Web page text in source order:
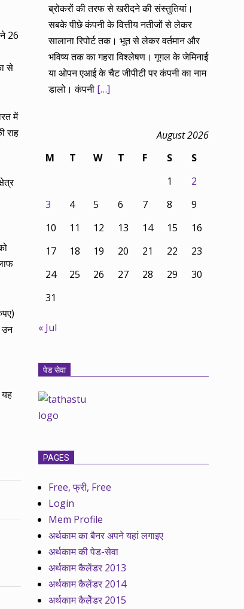
26
से
में
राह
उन
यह
ब्रोकरों की तरफ से खरीदने की संस्तुतियां।
सबके पीछे कंपनी के वित्तीय नतीजों से लेकर
सालाना रिपोर्ट तक। भूत से लेकर वर्तमान और
भविष्य तक का गहरा विश्लेषण। गूगल के जेमिनाई
या ओपन एआई के चैट जीपीटी पर कंपनी का नाम
डालो। कंपनी […]
August 2026
M
T W T F S
S
1
2
3
4 5 6 7 8
9
10
11 12 13 14 15
16
17
18 19 20 21 22
23
24
25 26 27 28 29
30
31
« Jul
पेड सेवा
PAGES
Free, फ्री, Free
Login
Mem Profile
अर्थकाम का बैनर अपने यहां लगाइए
अर्थकाम की पेड-सेवा
अर्थकाम कैलेंडर 2013
अर्थकाम कैलेंडर 2014
अर्थकाम कैलेेंडर 2015